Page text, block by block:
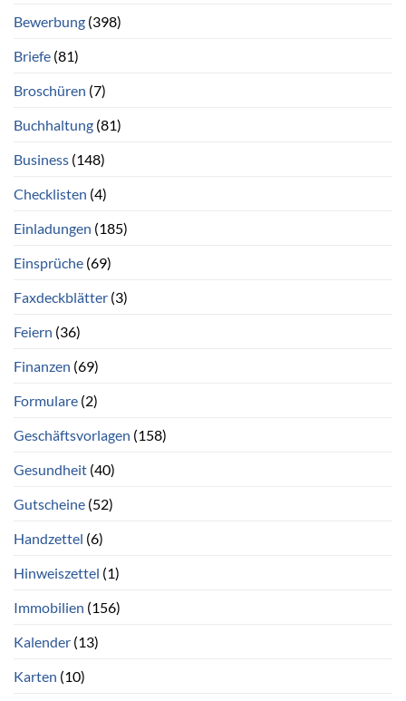
Bewerbung (398)
Briefe (81)
Broschüren (7)
Buchhaltung (81)
Business (148)
Checklisten (4)
Einladungen (185)
Einsprüche (69)
Faxdeckblätter (3)
Feiern (36)
Finanzen (69)
Formulare (2)
Geschäftsvorlagen (158)
Gesundheit (40)
Gutscheine (52)
Handzettel (6)
Hinweiszettel (1)
Immobilien (156)
Kalender (13)
Karten (10)